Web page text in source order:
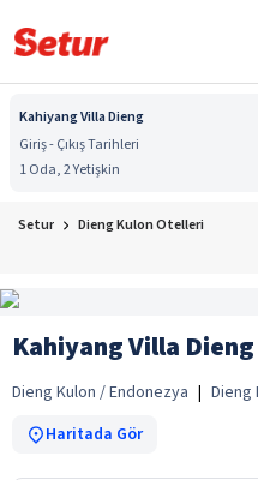
Kahiyang Villa Dieng
Giriş - Çıkış Tarihleri
1 Oda, 2 Yetişkin
Setur Dieng Kulon Otelleri
Kahiyang Villa Dieng
Dieng Kulon / Endonezya | Dieng
Haritada Gör